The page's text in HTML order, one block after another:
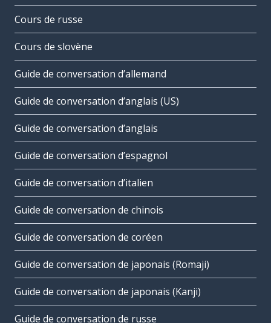
Cours de russe
Cours de slovène
Guide de conversation d’allemand
Guide de conversation d’anglais (US)
Guide de conversation d’anglais
Guide de conversation d’espagnol
Guide de conversation d’italien
Guide de conversation de chinois
Guide de conversation de coréen
Guide de conversation de japonais (Romaji)
Guide de conversation de japonais (Kanji)
Guide de conversation de russe